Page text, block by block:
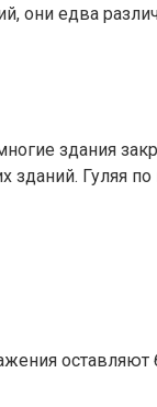
они едва
здания
зданий. Гуляя